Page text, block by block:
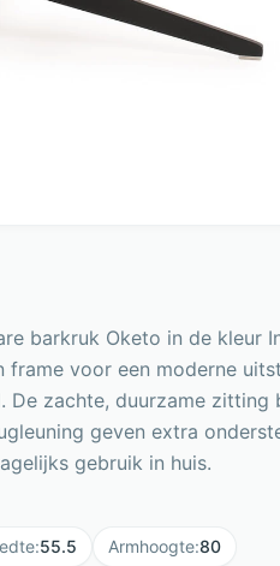
barkruk Oketo in de
frame voor een moderne
De zachte, duurzame
geven extra
gebruik in huis.
:55.5 Armhoogte:80